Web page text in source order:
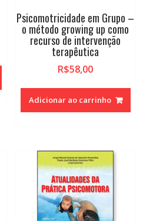
Psicomotricidade em Grupo –
o método growing up como
recurso de intervenção
terapêutica
R$58,00
Adicionar ao carrinho